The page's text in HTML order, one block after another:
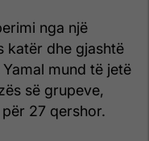
nga një
katër dhe gjashtë
mund të jetë
së grupeve,
27 qershor.